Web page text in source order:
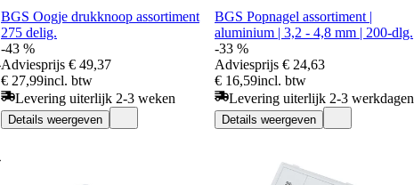
BGS Oogje drukknoop assortiment
275 delig.
-43 %
Adviesprijs € 49,37
€ 27,99incl. btw
Levering uiterlijk 2-3 weken
Details weergeven
BGS Popnagel assortiment |
aluminium | 3,2 - 4,8 mm | 200-dlg.
-33 %
Adviesprijs € 24,63
€ 16,59incl. btw
Levering uiterlijk 2-3 werkdagen
Details weergeven